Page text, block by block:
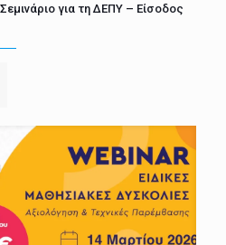
για τη ΔΕΠΥ – Είσοδος